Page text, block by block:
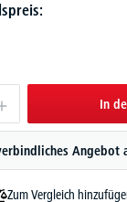
In
Angebot
Zum Vergleich